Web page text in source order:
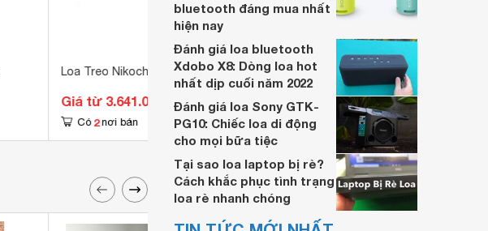
Loa Treo Nikochi NK- 868
Giá từ 3.641.000 đ
Có 2 nơi bán
Loa Bass Soundking FA2241H
Giá từ 3.300.000 đ
Có 4 nơi bán
bluetooth đáng mua nhất
hiện nay
Đánh giá loa bluetooth
Xdobo X8: Dòng loa hot
nhất dịp cuối năm 2022
Đánh giá loa Sony GTK-
PG10: Chiếc loa di động
cho mọi bữa tiệc
Tại sao loa laptop bị rè?
Cách khắc phục tình trạng
loa rè nhanh chóng